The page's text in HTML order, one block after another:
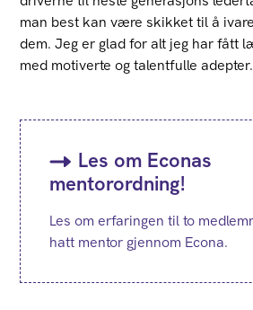
man best kan være skikket til å
dem. Jeg er glad for alt jeg har fått
med motiverte og talentfulle adepter.
Les om Econas
mentorordning!
Les om erfaringen til to
hatt mentor gjennom Econa.